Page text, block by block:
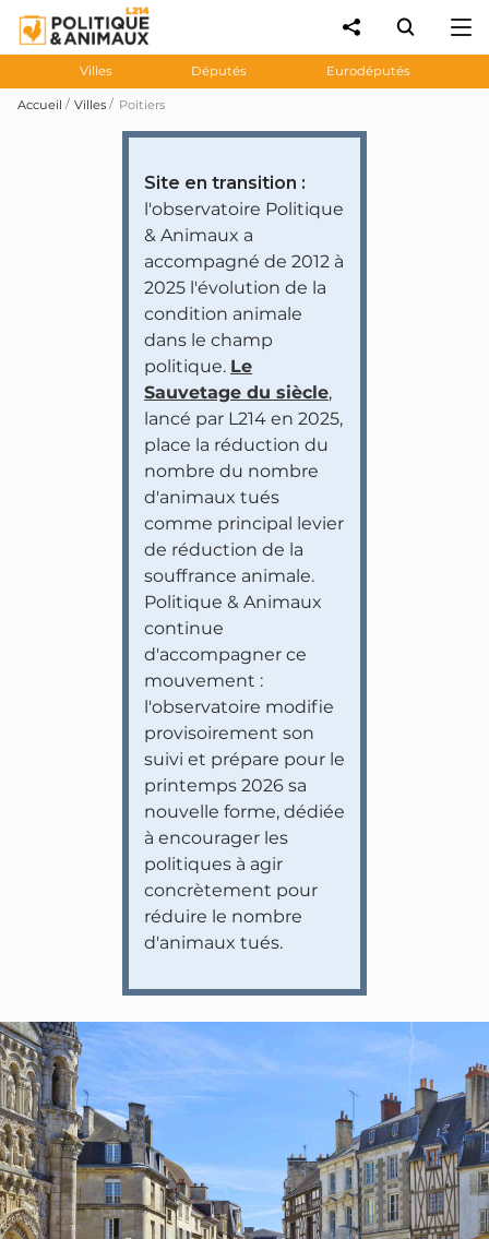
Villes Députés Eurodéputés
Accueil Villes Poitiers
Site en transition :
l'observatoire Politique
& Animaux a
accompagné de 2012 à
2025 l'évolution de la
condition animale
dans le champ
politique. Le
Sauvetage du siècle,
lancé par L214 en 2025,
place la réduction du
nombre du nombre
d'animaux tués
comme principal levier
de réduction de la
souffrance animale.
Politique & Animaux
continue
d'accompagner ce
mouvement :
l'observatoire modifie
provisoirement son
suivi et prépare pour le
printemps 2026 sa
nouvelle forme, dédiée
à encourager les
politiques à agir
concrètement pour
réduire le nombre
d'animaux tués.